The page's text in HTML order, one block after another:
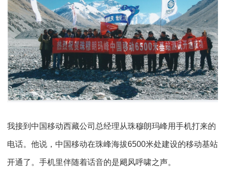
我接到中国移动西藏公司总经理从珠穆朗玛峰用手机打来的
电话。他说，中国移动在珠峰海拔6500米处建设的移动基站
开通了。手机里伴随着话音的是飓风呼啸之声。